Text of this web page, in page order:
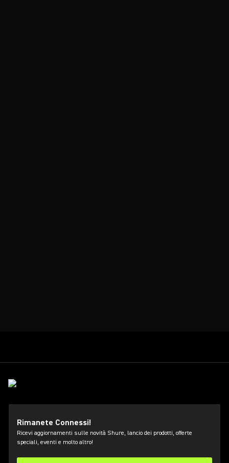
Rimanete Connessi!
Ricevi aggiornamenti sulle novità Shure, lancio dei prodotti, offerte
speciali, eventi e molto altro!